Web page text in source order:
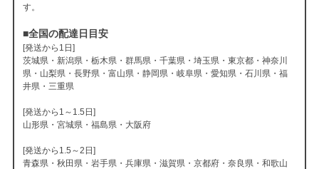
す。
■全国の配達日目安
[発送から1日]
茨城県・新潟県・栃木県・群馬県・千葉県・埼玉県・東京都・神奈川
県・山梨県・長野県・富山県・静岡県・岐阜県・愛知県・石川県・福
井県・三重県
[発送から1～1.5日]
山形県・宮城県・福島県・大阪府
[発送から1.5～2日]
青森県・秋田県・岩手県・兵庫県・滋賀県・京都府・奈良県・和歌山